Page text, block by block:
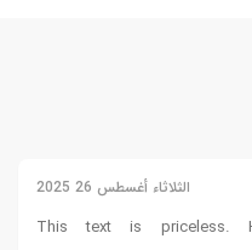
الثلاثاء أغسطس 26 2025
This text is priceless.